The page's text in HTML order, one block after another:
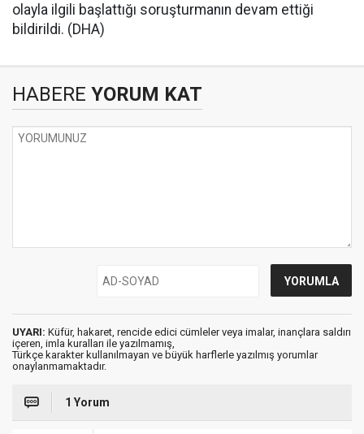
olayla ilgili başlattığı soruşturmanın devam ettiği
bildirildi. (DHA)
HABERE YORUM KAT
UYARI: Küfür, hakaret, rencide edici cümleler veya imalar, inançlara saldırı
içeren, imla kuralları ile yazılmamış,
Türkçe karakter kullanılmayan ve büyük harflerle yazılmış yorumlar
onaylanmamaktadır.
1 Yorum